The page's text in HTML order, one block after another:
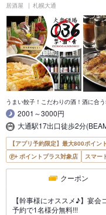
居酒屋 札幌大通
うまい餃子！こだわりの酒！酒に合う
2001～3000円
大通駅17出口徒歩2分
【アプリ予約限定】最大800ポイン
ポイントプラス対象店
スマー
クーポン
【幹事様にオススメ♪】宴
予約で1名様分無料!!!